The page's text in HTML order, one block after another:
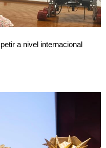
a nivel internacional